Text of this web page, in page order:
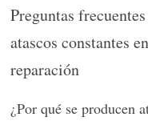
Preguntas
atascos constantes
reparación
¿Por qué se producen